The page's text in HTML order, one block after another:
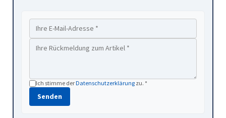
Ich stimme derDatenschutzerklärung zu. *
Senden